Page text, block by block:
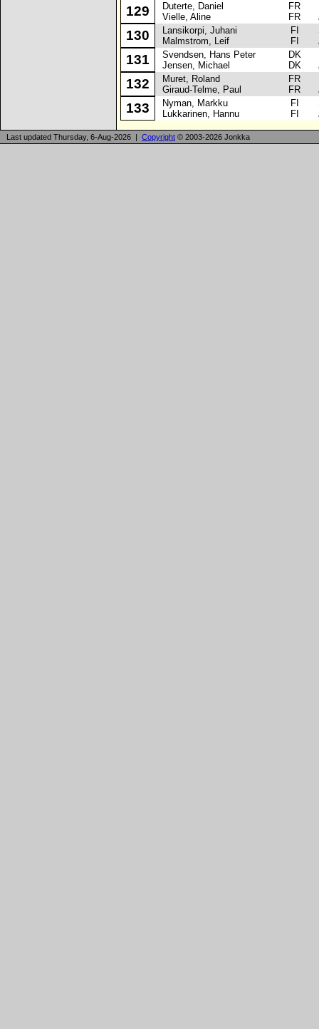
129
Duterte, Daniel
Vielle, Aline
FR
FR
130
Lansikorpi, Juhani
Malmstrom, Leif
FI
FI
131
Svendsen, Hans Peter
Jensen, Michael
DK
DK
132
Muret, Roland
Giraud-Telme, Paul
FR
FR
133
Nyman, Markku
Lukkarinen, Hannu
FI
FI
Last updated Thursday, 6-Aug-2026 | Copyright © 2003-2026 Jonkka